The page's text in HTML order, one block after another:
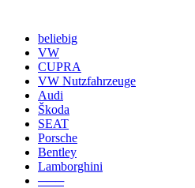
beliebig
VW
CUPRA
VW Nutzfahrzeuge
Audi
Škoda
SEAT
Porsche
Bentley
Lamborghini
───